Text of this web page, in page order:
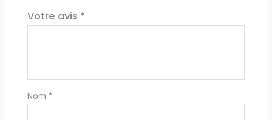
Votre avis *
Nom *